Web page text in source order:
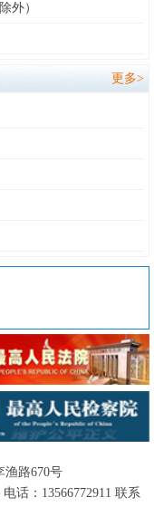
外）
更多>
渔路670号
电话： 13566772911 联系